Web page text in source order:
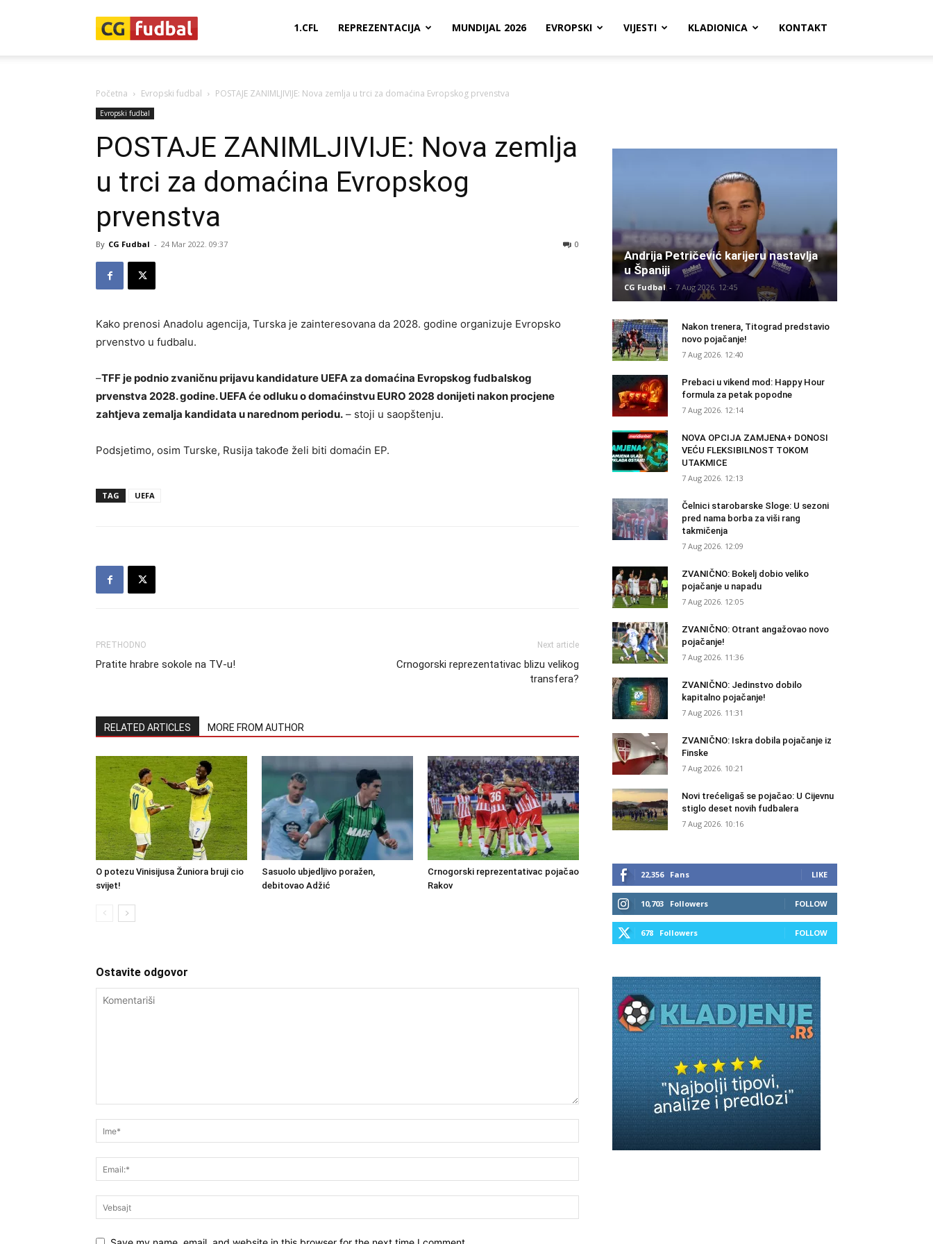
1.CFL REPREZENTACIJA MUNDIJAL 2026 EVROPSKI VIJESTI KLADIONICA KONTAKT
Početna Evropski fudbal POSTAJE ZANIMLJIVIJE: Nova zemlja u trci za domaćina Evropskog prvenstva
Evropski fudbal
POSTAJE ZANIMLJIVIJE: Nova zemlja
u trci za domaćina Evropskog
prvenstva
By CG Fudbal - 24 Mar 2022. 09:37 0
Kako prenosi Anadolu agencija, Turska je zainteresovana da 2028. godine organizuje Evropsko
prvenstvo u fudbalu.
–TFF je podnio zvaničnu prijavu kandidature UEFA za domaćina Evropskog fudbalskog
prvenstva 2028. godine. UEFA će odluku o domaćinstvu EURO 2028 donijeti nakon procjene
zahtjeva zemalja kandidata u narednom periodu. – stoji u saopštenju.
Podsjetimo, osim Turske, Rusija takođe želi biti domaćin EP.
TAG UEFA
PRETHODNO
Pratite hrabre sokole na TV-u!
Next article
Crnogorski reprezentativac blizu velikog
transfera?
RELATED ARTICLES MORE FROM AUTHOR
O potezu Vinisijusa Žuniora bruji cio
svijet!
Sasuolo ubjedljivo poražen,
debitovao Adžić
Crnogorski reprezentativac pojačao
Rakov
Ostavite odgovor
Andrija Petričević karijeru nastavlja
u Španiji
CG Fudbal - 7 Aug 2026. 12:45
Nakon trenera, Titograd predstavio
novo pojačanje!
7 Aug 2026. 12:40
Prebaci u vikend mod: Happy Hour
formula za petak popodne
7 Aug 2026. 12:14
NOVA OPCIJA ZAMJENA+ DONOSI
VEĆU FLEKSIBILNOST TOKOM
UTAKMICE
7 Aug 2026. 12:13
Čelnici starobarske Sloge: U sezoni
pred nama borba za viši rang
takmičenja
7 Aug 2026. 12:09
ZVANIČNO: Bokelj dobio veliko
pojačanje u napadu
7 Aug 2026. 12:05
ZVANIČNO: Otrant angažovao novo
pojačanje!
7 Aug 2026. 11:36
ZVANIČNO: Jedinstvo dobilo
kapitalno pojačanje!
7 Aug 2026. 11:31
ZVANIČNO: Iskra dobila pojačanje iz
Finske
7 Aug 2026. 10:21
Novi trećeligaš se pojačao: U Cijevnu
stiglo deset novih fudbalera
7 Aug 2026. 10:16
22,356 Fans LIKE
10,703 Followers FOLLOW
678 Followers FOLLOW